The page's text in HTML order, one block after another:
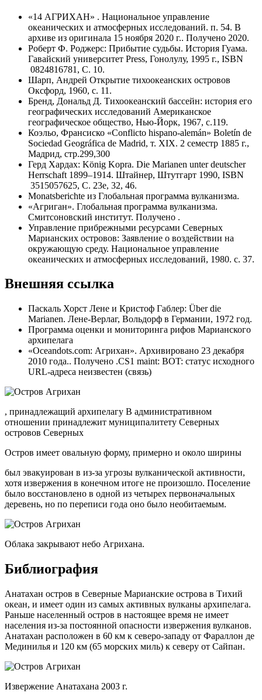
«14 АГРИХАН» . Национальное управление
океанических и атмосферных исследований. п. 54. В
архиве из оригинала 15 ноября 2020 г.. Получено 2020.
Роберт Ф. Роджерс: Прибытие судьбы. История Гуама.
Гавайский университет Press, Гонолулу, 1995 г., ISBN
0824816781, С. 10.
Шарп, Андрей Открытие тихоокеанских островов
Оксфорд, 1960, с. 11.
Бренд, Дональд Д. Тихоокеанский бассейн: история его
географических исследований Американское
географическое общество, Нью-Йорк, 1967, с.119.
Коэльо, Франсиско «Conflicto hispano-alemán» Boletín de
Sociedad Geográfica de Madrid, т. XIX. 2 семестр 1885 г.,
Мадрид, стр.299,300
Герд Хардах: König Kopra. Die Marianen unter deutscher
Herrschaft 1899–1914. Штайнер, Штутгарт 1990, ISBN
3515057625, С. 23е, 32, 46.
Monatsberichte из Глобальная программа вулканизма.
«Агриган». Глобальная программа вулканизма.
Смитсоновский институт. Получено .
Управление прибрежными ресурсами Северных
Марианских островов: Заявление о воздействии на
окружающую среду. Национальное управление
океанических и атмосферных исследований, 1980. с. 37.
Внешняя ссылка
Паскаль Хорст Лене и Кристоф Габлер: Über die
Marianen. Лене-Верлаг, Вольдорф в Германии, 1972 год.
Программа оценки и мониторинга рифов Марианского
архипелага
«Oceandots.com: Агрихан». Архивировано 23 декабря
2010 года.. Получено .CS1 maint: BOT: статус исходного
URL-адреса неизвестен (связь)
, принадлежащий архипелагу В административном
отношении принадлежит муниципалитету Северных
островов Северных
Остров имеет овальную форму, примерно и около ширины
был эвакуирован в из-за угрозы вулканической активности,
хотя извержения в конечном итоге не произошло. Поселение
было восстановлено в одной из четырех первоначальных
деревень, но по переписи года оно было необитаемым.
Облака закрывают небо Агрихана.
Библиография
Анатахан остров в Северные Марианские острова в Тихий
океан, и имеет один из самых активных вулканы архипелага.
Раньше населенный остров в настоящее время не имеет
населения из-за постоянной опасности извержения вулканов.
Анатахан расположен в 60 км к северо-западу от Фараллон де
Мединилья и 120 км (65 морских миль) к северу от Сайпан.
Извержение Анатахана 2003 г.